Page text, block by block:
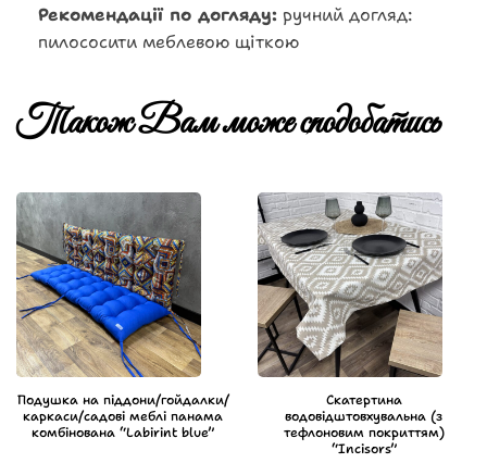
Рекомендації по догляду: ручний догляд:
пилососити меблевою щіткою
Також Вам може сподобатись
Подушка на піддони/гойдалки/
каркаси/садові меблі панама
комбінована “Labirint blue”
Скатертина
водовідштовхувальна (з
тефлоновим покриттям)
“Incisors”